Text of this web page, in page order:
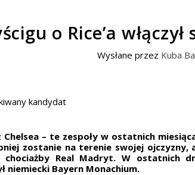
o Rice’a
Wysłane przez Kuba
– te zespoły w ostatnich
zostanie na terenie swojej
Real Madryt. W ostatnich
niemiecki Bayern Monachium.